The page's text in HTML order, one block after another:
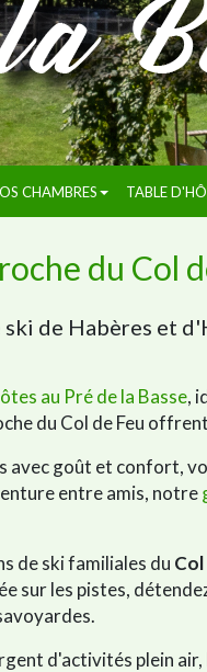
CHAMBRES TABLE
du Col
de Habères et
au Pré de la Basse,
du Col de Feu
avec goût et confort,
entre amis, notre
de ski familiales du Col
sur les pistes,
d'activités plein